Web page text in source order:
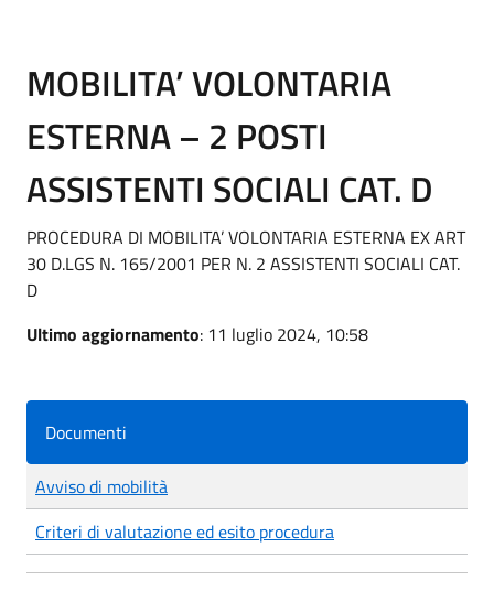
MOBILITA’ VOLONTARIA
ESTERNA – 2 POSTI
ASSISTENTI SOCIALI CAT. D
PROCEDURA DI MOBILITA’ VOLONTARIA ESTERNA EX ART
30 D.LGS N. 165/2001 PER N. 2 ASSISTENTI SOCIALI CAT.
D
Ultimo aggiornamento: 11 luglio 2024, 10:58
Documenti
Avviso di mobilità
Criteri di valutazione ed esito procedura